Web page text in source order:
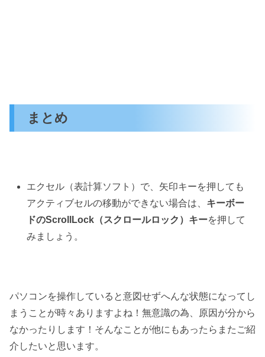
まとめ
エクセル（表計算ソフト）で、矢印キーを押しても
アクティブセルの移動ができない場合は、 キーボー
ドのScrollLock（スクロールロック）キーを押して
みましょう。
パソコンを操作していると意図せずへんな状態になってし
まうことが時々ありますよね！無意識の為、原因が分から
なかったりします！そんなことが他にもあったらまたご紹
介したいと思います。